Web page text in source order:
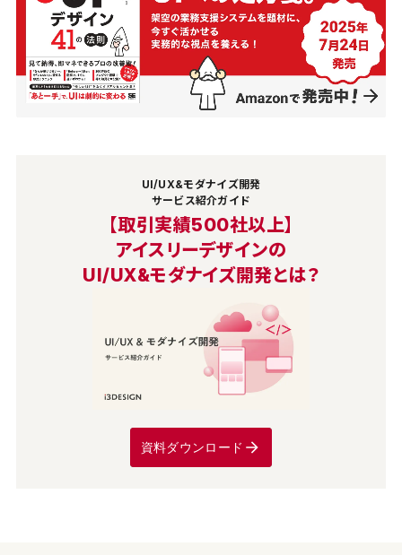
UI/UX&モダナイズ開発
サービス紹介ガイド
【取引実績500社以上】
アイスリーデザインの
UI/UX&モダナイズ開発とは？
資料ダウンロード